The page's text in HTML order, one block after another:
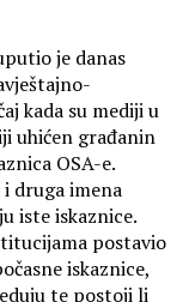
je danas
kada su mediji u
uhićen građanin
OSA-e.
druga imena
iste iskaznice.
postavio
iskaznice,
te postoji li